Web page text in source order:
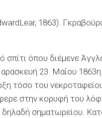
1863).
σπίτι όπου διέμενε
23 Μαΐου
τόσο του
στην κορυφή του
δηλαδή σηματωρείου.